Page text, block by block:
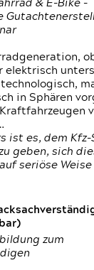
& E-Bike -
elektrisch
in Sphären
ist es, dem
geben, sich
seriöse
zum